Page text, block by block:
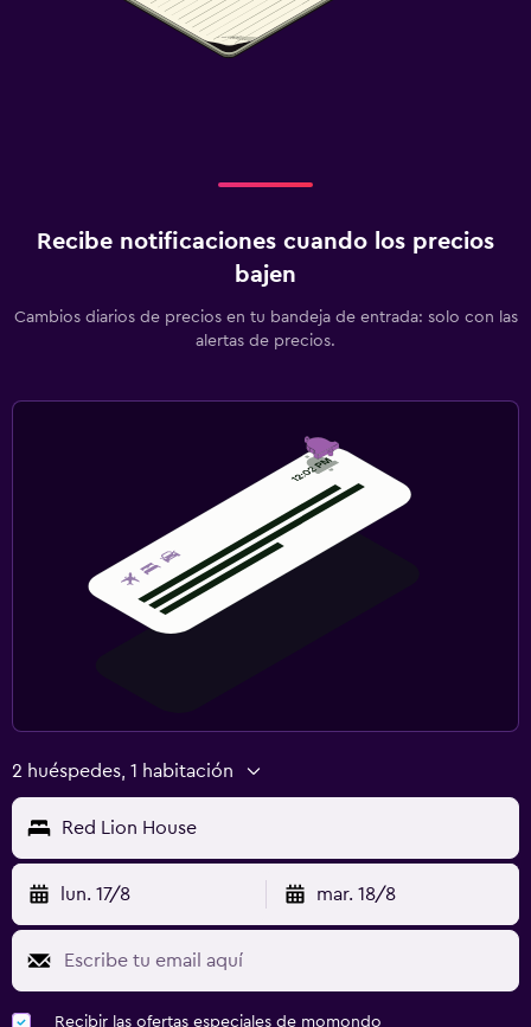
Recibe notificaciones cuando los precios
bajen
Cambios diarios de precios en tu bandeja de entrada: solo con las
alertas de precios.
2 huéspedes, 1 habitación
Red Lion House
lun. 17/8 mar. 18/8
Recibir las ofertas especiales de momondo